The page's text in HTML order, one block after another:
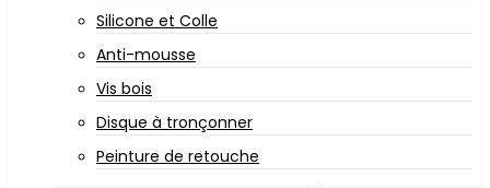
Silicone et Colle
Anti-mousse
Vis bois
Disque à tronçonner
Peinture de retouche